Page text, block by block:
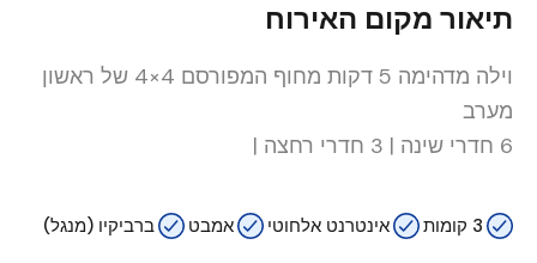
תיאור מקום האירוח
וילה מדהימה 5 דקות מחוף המפורסם 4×4 של ראשון
מערב
6 חדרי שינה | 3 חדרי רחצה |
3 קומות אינטרנט אלחוטי אמבט ברביקיו (מנגל)